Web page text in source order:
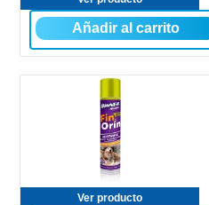
Ver producto